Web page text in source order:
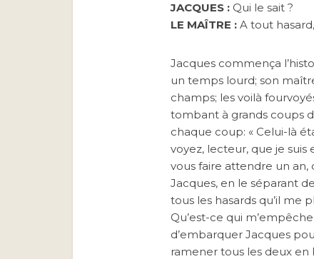
JACQUES : Qui le sait ?
LE MAÎTRE : A tout
Jacques commença
un temps lourd; son
champs; les voilà
tombant à grands coups
chaque coup: « Celui-là
voyez, lecteur, que je suis
vous faire attendre un an,
Jacques, en le séparant
tous les hasards qu’il me
Qu’est-ce qui
d’embarquer Jacques
ramener tous les deux en